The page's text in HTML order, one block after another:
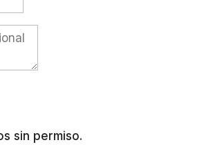
sin permiso.